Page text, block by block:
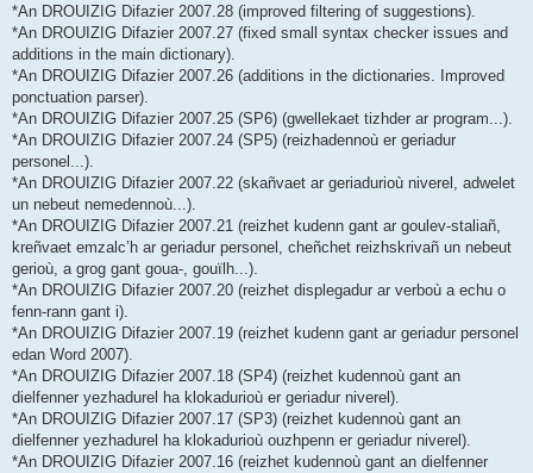
*An DROUIZIG Difazier 2007.28 (improved filtering of suggestions).
*An DROUIZIG Difazier 2007.27 (fixed small syntax checker issues and
additions in the main dictionary).
*An DROUIZIG Difazier 2007.26 (additions in the dictionaries. Improved
ponctuation parser).
*An DROUIZIG Difazier 2007.25 (SP6) (gwellekaet tizhder ar program...).
*An DROUIZIG Difazier 2007.24 (SP5) (reizhadennoù er geriadur
personel...).
*An DROUIZIG Difazier 2007.22 (skañvaet ar geriadurioù niverel, adwelet
un nebeut nemedennoù...).
*An DROUIZIG Difazier 2007.21 (reizhet kudenn gant ar goulev-staliañ,
kreñvaet emzalc’h ar geriadur personel, cheñchet reizhskrivañ un nebeut
gerioù, a grog gant goua-, gouïlh...).
*An DROUIZIG Difazier 2007.20 (reizhet displegadur ar verboù a echu o
fenn-rann gant i).
*An DROUIZIG Difazier 2007.19 (reizhet kudenn gant ar geriadur personel
edan Word 2007).
*An DROUIZIG Difazier 2007.18 (SP4) (reizhet kudennoù gant an
dielfenner yezhadurel ha klokadurioù er geriadur niverel).
*An DROUIZIG Difazier 2007.17 (SP3) (reizhet kudennoù gant an
dielfenner yezhadurel ha klokadurioù ouzhpenn er geriadur niverel).
*An DROUIZIG Difazier 2007.16 (reizhet kudennoù gant an dielfenner